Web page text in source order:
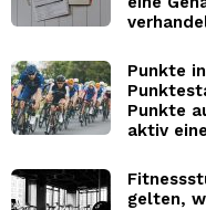
Punkte
Punkte
aktiv
gelten,